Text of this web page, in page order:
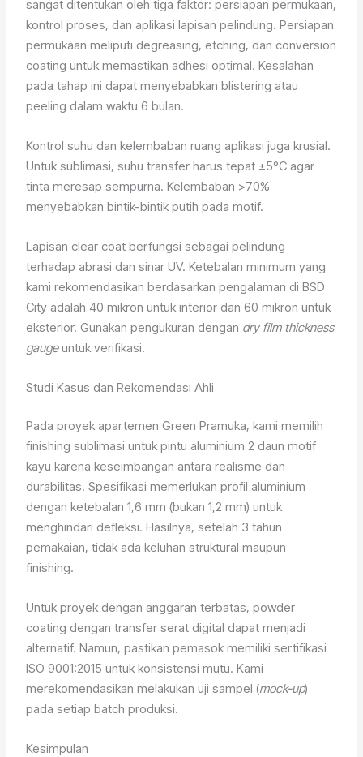
sangat ditentukan oleh tiga faktor: persiapan permukaan,
kontrol proses, dan aplikasi lapisan pelindung. Persiapan
permukaan meliputi degreasing, etching, dan conversion
coating untuk memastikan adhesi optimal. Kesalahan
pada tahap ini dapat menyebabkan blistering atau
peeling dalam waktu 6 bulan.
Kontrol suhu dan kelembaban ruang aplikasi juga krusial.
Untuk sublimasi, suhu transfer harus tepat ±5°C agar
tinta meresap sempurna. Kelembaban >70%
menyebabkan bintik-bintik putih pada motif.
Lapisan clear coat berfungsi sebagai pelindung
terhadap abrasi dan sinar UV. Ketebalan minimum yang
kami rekomendasikan berdasarkan pengalaman di BSD
City adalah 40 mikron untuk interior dan 60 mikron untuk
eksterior. Gunakan pengukuran dengan dry film thickness
gaugeuntuk verifikasi.
Studi Kasus dan Rekomendasi Ahli
Pada proyek apartemen Green Pramuka, kami memilih
finishing sublimasi untuk pintu aluminium 2 daun motif
kayu karena keseimbangan antara realisme dan
durabilitas. Spesifikasi memerlukan profil aluminium
dengan ketebalan 1,6 mm (bukan 1,2 mm) untuk
menghindari defleksi. Hasilnya, setelah 3 tahun
pemakaian, tidak ada keluhan struktural maupun
finishing.
Untuk proyek dengan anggaran terbatas, powder
coating dengan transfer serat digital dapat menjadi
alternatif. Namun, pastikan pemasok memiliki sertifikasi
ISO 9001:2015 untuk konsistensi mutu. Kami
merekomendasikan melakukan uji sampel (mock-up)
pada setiap batch produksi.
Kesimpulan